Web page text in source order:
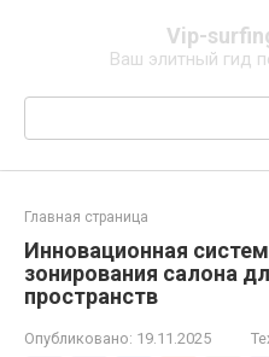
Vip-
Ваш элитный гид
Поиск:
Главная страница
Инновационная
зонирования салона
пространств
Опубликовано: 19.11.2025